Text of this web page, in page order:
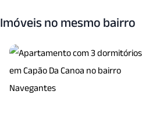
Imóveis no mesmo bairro